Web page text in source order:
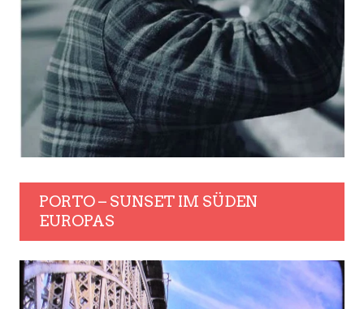
PORTO – SUNSET IM SÜDEN
EUROPAS